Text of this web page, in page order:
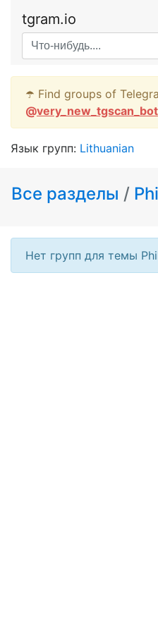
tgram.io
☂️ Find groups of
@very_new_tgscan_bot
Язык групп: Lithuanian
Все разделы /
Нет групп для темы